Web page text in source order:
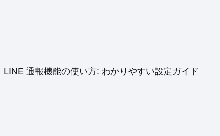
LINE 通報機能の使い方: わかりやすい設定ガイド